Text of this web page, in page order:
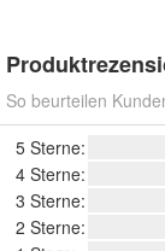
So beurteilen
5 Sterne:
4 Sterne:
3 Sterne:
2 Sterne: